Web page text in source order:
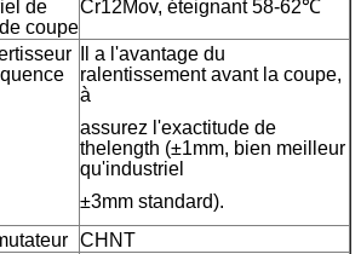
de
coupe
Cr12Mov, éteignant 58-62℃
Il a l'avantage du
ralentissement avant la coupe,
à
assurez l'exactitude de
thelength (±1mm, bien meilleur
qu'industriel
±3mm standard).
CHNT